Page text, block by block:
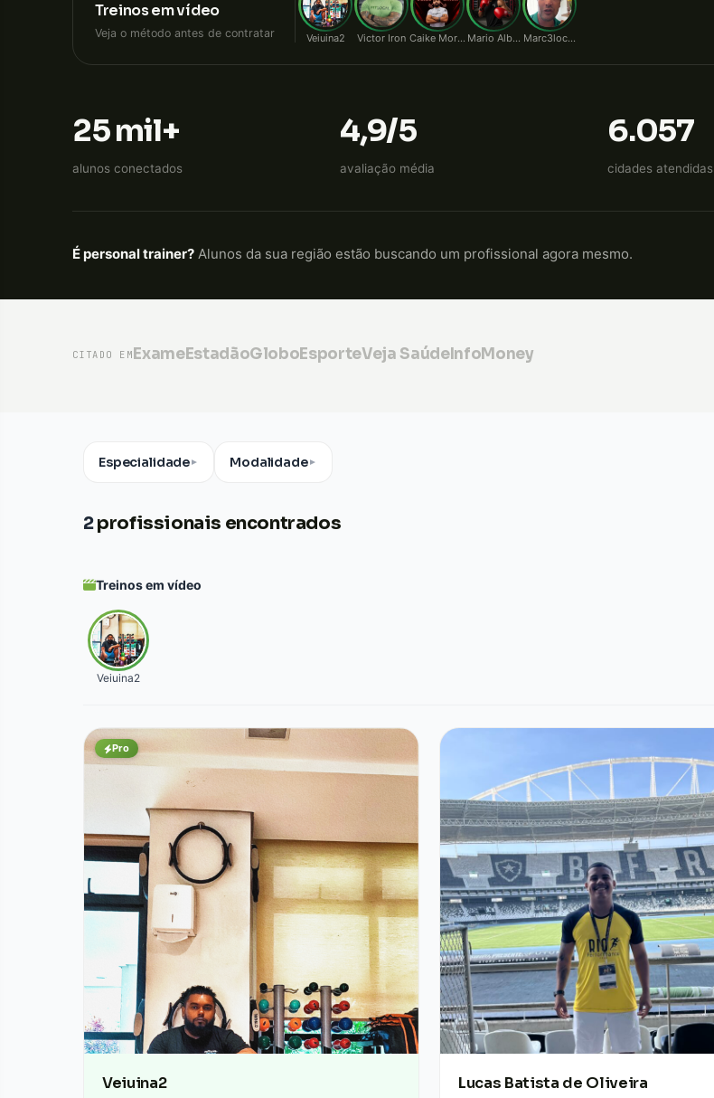
Treinos em vídeo
Veja o método antes de contratar Veiuina2 Victor Iron Caike MoraesMario AlbertoMarc3locunha
25 mil+
alunos conectados
4,9/5
avaliação média
6.057
cidades atendidas
É personal trainer? Alunos da sua região estão buscando um profissional agora mesmo.
CITADO EM ExameEstadãoGloboEsporteVeja SaúdeInfoMoney
Especialidade▼ Modalidade▼
2profissionais encontrados
Treinos em vídeo
Veiuina2
Pro
Veiuina2 Lucas Batista de Oliveira